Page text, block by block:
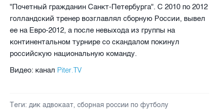
"Почетный гражданин Санкт-Петербурга". С 2010 по 2012
голландский тренер возглавлял сборную России, вывел
ее на Евро-2012, а после невыхода из группы на
континентальном турнире со скандалом покинул
российскую национальную команду.
Видео: канал Piter.TV
Теги: дик адвокаат, сборная россии по футболу